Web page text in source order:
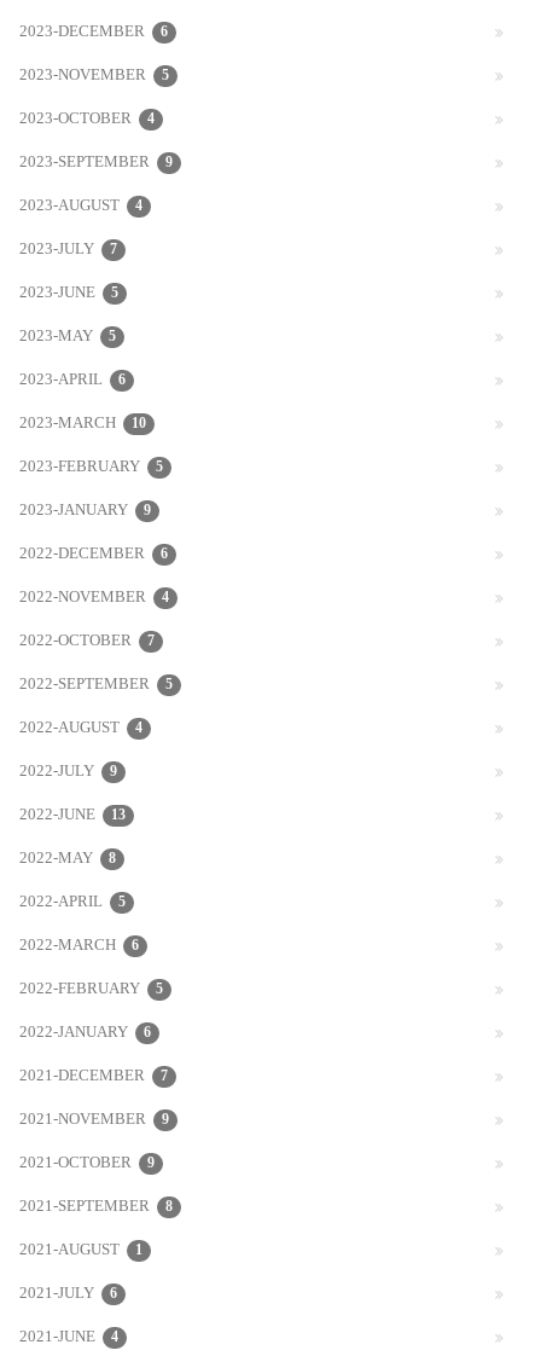
2023-DECEMBER 6
2023-NOVEMBER 5
2023-OCTOBER 4
2023-SEPTEMBER 9
2023-AUGUST 4
2023-JULY 7
2023-JUNE 5
2023-MAY 5
2023-APRIL 6
2023-MARCH 10
2023-FEBRUARY 5
2023-JANUARY 9
2022-DECEMBER 6
2022-NOVEMBER 4
2022-OCTOBER 7
2022-SEPTEMBER 5
2022-AUGUST 4
2022-JULY 9
2022-JUNE 13
2022-MAY 8
2022-APRIL 5
2022-MARCH 6
2022-FEBRUARY 5
2022-JANUARY 6
2021-DECEMBER 7
2021-NOVEMBER 9
2021-OCTOBER 9
2021-SEPTEMBER 8
2021-AUGUST 1
2021-JULY 6
2021-JUNE 4